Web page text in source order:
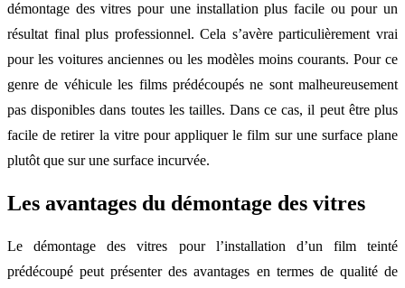
démontage des vitres pour une installation plus facile ou pour un
résultat final plus professionnel. Cela s’avère particulièrement vrai
pour les voitures anciennes ou les modèles moins courants. Pour ce
genre de véhicule les films prédécoupés ne sont malheureusement
pas disponibles dans toutes les tailles. Dans ce cas, il peut être plus
facile de retirer la vitre pour appliquer le film sur une surface plane
plutôt que sur une surface incurvée.
Les avantages du démontage des vitres
Le démontage des vitres pour l’installation d’un film teinté
prédécoupé peut présenter des avantages en termes de qualité de